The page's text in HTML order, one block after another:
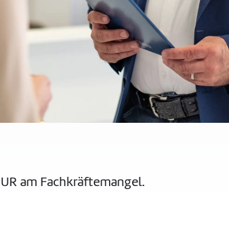
am Fachkräftemangel.